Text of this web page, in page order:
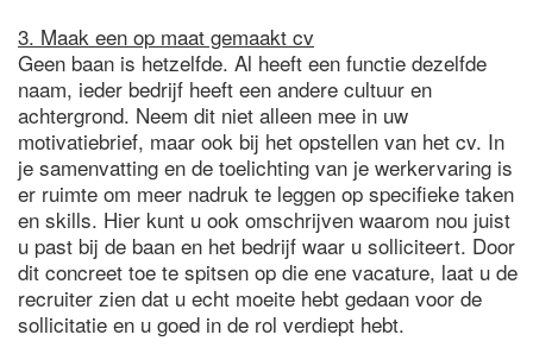
3. Maak een op maat gemaakt cv
Geen baan is hetzelfde. Al heeft een functie dezelfde
naam, ieder bedrijf heeft een andere cultuur en
achtergrond. Neem dit niet alleen mee in uw
motivatiebrief, maar ook bij het opstellen van het cv. In
je samenvatting en de toelichting van je werkervaring is
er ruimte om meer nadruk te leggen op specifieke taken
en skills. Hier kunt u ook omschrijven waarom nou juist
u past bij de baan en het bedrijf waar u solliciteert. Door
dit concreet toe te spitsen op die ene vacature, laat u de
recruiter zien dat u echt moeite hebt gedaan voor de
sollicitatie en u goed in de rol verdiept hebt.